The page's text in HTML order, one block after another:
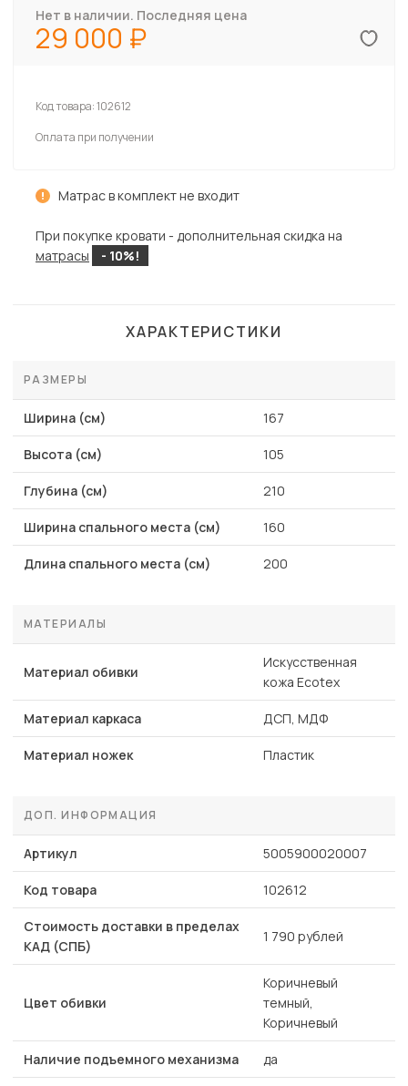
Нет в наличии. Последняя цена
29 000
Код товара:102612
Оплата при получении
Матрас в комплект не входит
При покупке кровати - дополнительная скидка на
матрасы
- 10%!
ХАРАКТЕРИСТИКИ
РАЗМЕРЫ
Ширина (см) 167
Высота (см) 105
Глубина (см) 210
Ширина спального места (см) 160
Длина спального места (см) 200
МАТЕРИАЛЫ
Материал обивки
Искусственная
кожа Ecotex
Материал каркаса ДСП, МДФ
Материал ножек Пластик
ДОП. ИНФОРМАЦИЯ
Артикул 5005900020007
Код товара 102612
Стоимость доставки в пределах
КАД (СПБ)
1 790 рублей
Цвет обивки
Коричневый
темный,
Коричневый
Наличие подъемного механизма да